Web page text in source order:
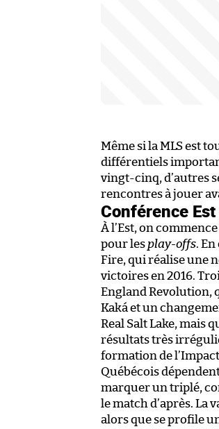
Même si la MLS est
différentiels
vingt-cinq, d’autres
rencontres à jouer
Conférence
À l’Est, on
pour les play-offs.
Fire, qui réalise une
victoires en 2016.
England Revolution,
Kaká et un
Real Salt Lake, mais
résultats très
formation de
Québécois
marquer un triplé,
le match d’après. La
alors que se profile